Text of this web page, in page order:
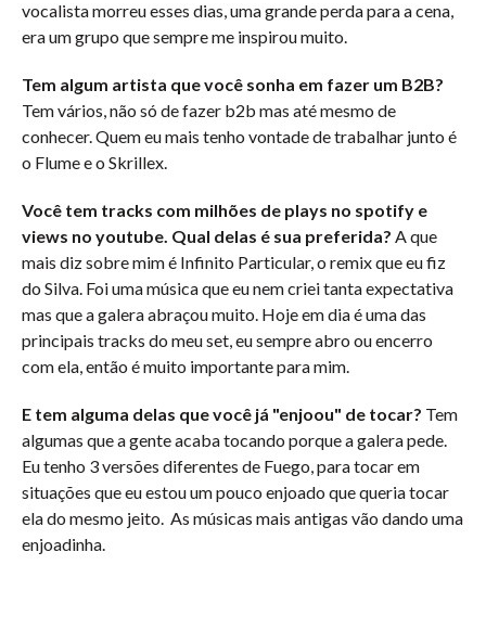
vocalista morreu esses dias, uma grande perda para a cena,
era um grupo que sempre me inspirou muito.
Tem algum artista que você sonha em fazer um B2B?
Tem vários, não só de fazer b2b mas até mesmo de
conhecer. Quem eu mais tenho vontade de trabalhar junto é
o Flume e o Skrillex.
Você tem tracks com milhões de plays no spotify e
views no youtube. Qual delas é sua preferida? A que
mais diz sobre mim é Infinito Particular, o remix que eu fiz
do Silva. Foi uma música que eu nem criei tanta expectativa
mas que a galera abraçou muito. Hoje em dia é uma das
principais tracks do meu set, eu sempre abro ou encerro
com ela, então é muito importante para mim.
E tem alguma delas que você já "enjoou" de tocar? Tem
algumas que a gente acaba tocando porque a galera pede.
Eu tenho 3 versões diferentes de Fuego, para tocar em
situações que eu estou um pouco enjoado que queria tocar
ela do mesmo jeito. As músicas mais antigas vão dando uma
enjoadinha.